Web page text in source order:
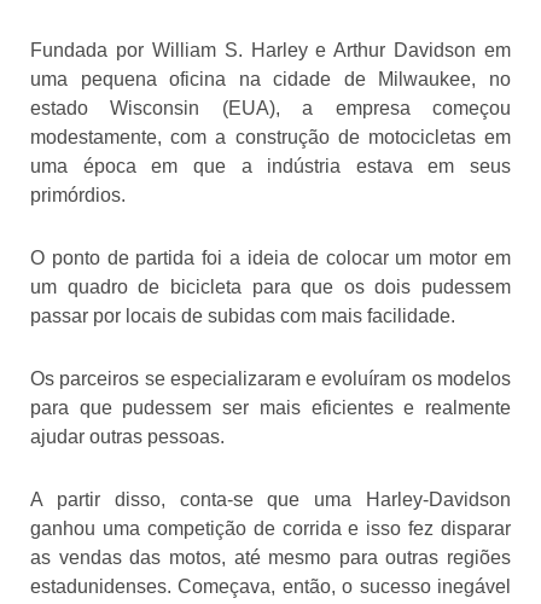
Fundada por William S. Harley e Arthur Davidson em
uma pequena oficina na cidade de Milwaukee, no
estado Wisconsin (EUA), a empresa começou
modestamente, com a construção de motocicletas em
uma época em que a indústria estava em seus
primórdios.
O ponto de partida foi a ideia de colocar um motor em
um quadro de bicicleta para que os dois pudessem
passar por locais de subidas com mais facilidade.
Os parceiros se especializaram e evoluíram os modelos
para que pudessem ser mais eficientes e realmente
ajudar outras pessoas.
A partir disso, conta-se que uma Harley-Davidson
ganhou uma competição de corrida e isso fez disparar
as vendas das motos, até mesmo para outras regiões
estadunidenses. Começava, então, o sucesso inegável